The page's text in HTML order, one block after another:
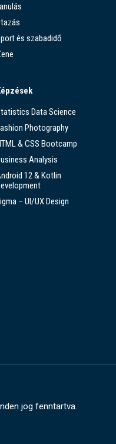
és szabadidő
Data Science
Photography
& CSS Bootcamp
Analysis
12 & Kotlin
– UI/UX Design
jog fenntartva.